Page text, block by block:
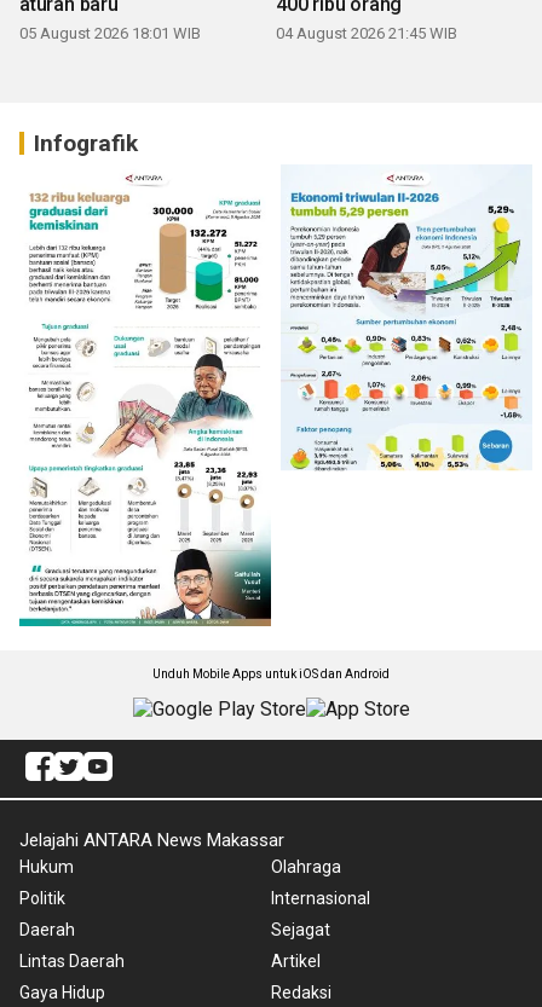
05 August 2026 18:01 WIB 04 August 2026 21:45 WIB
Infografik
Unduh Mobile Apps untuk iOS dan Android
Jelajahi ANTARA News Makassar
Hukum
Politik
Daerah
Lintas Daerah
Gaya Hidup
Olahraga
Internasional
Sejagat
Artikel
Redaksi